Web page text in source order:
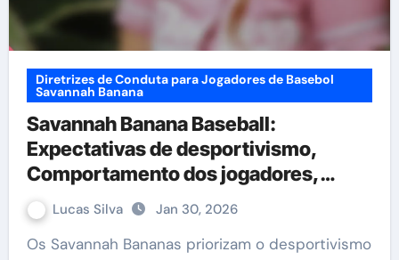
Diretrizes de Conduta para Jogadores de Basebol
Savannah Banana
Savannah Banana Baseball:
Expectativas de desportivismo,
Comportamento dos jogadores,
Penalizações
Lucas Silva Jan 30, 2026
Os Savannah Bananas priorizam o desportivismo